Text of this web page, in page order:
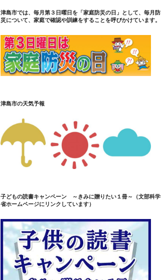
津島市では、毎月第３日曜日を「家庭防災の日」として、毎月防
災について、家庭で確認や訓練をすることを呼びかけています。
津島市の天気予報
子どもの読書キャンペーン ～きみに贈りたい１冊～（文部科学
省ホームページにリンクしています）